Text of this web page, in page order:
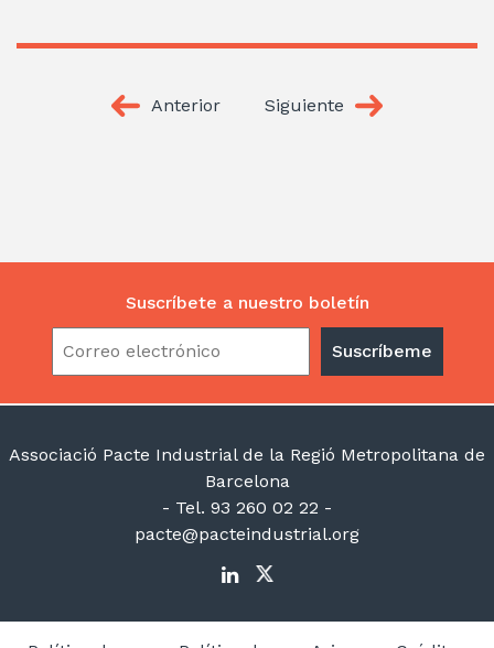
Anterior Siguiente
Suscríbete a nuestro boletín
Associació Pacte Industrial de la Regió Metropolitana de
Barcelona
- Tel. 93 260 02 22 -
pacte@pacteindustrial.org